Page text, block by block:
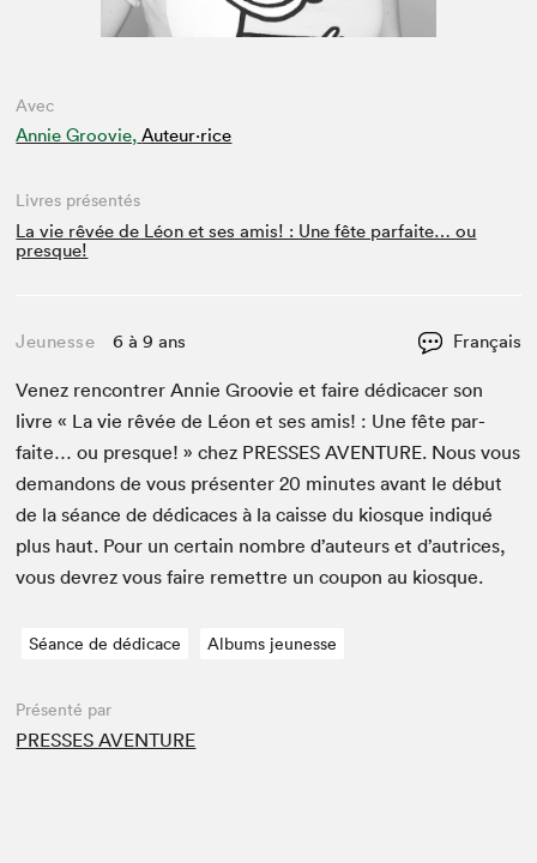
Avec
Annie Groovie, Auteur·rice
Livres présentés
La vie rêvée de Léon et ses amis! : Une fête parfaite… ou
presque!
Jeunesse 6 à 9 ans Français
Venez ren­con­tr­er Annie Groovie et faire dédi­cac­er son
livre « La vie rêvée de Léon et ses amis! : Une fête par­
faite… ou presque! » chez PRESS­ES AVEN­TURE. Nous vous
deman­dons de vous présen­ter20 min­utes avant le début
de la séance de dédi­caces à la caisse du kiosque indiqué
plus haut. Pour un cer­tain nom­bre d’auteurs et d’autrices,
vous devrez vous faire remet­tre un coupon au kiosque.
Séance de dédicace Albums jeunesse
Présenté par
PRESSES AVENTURE